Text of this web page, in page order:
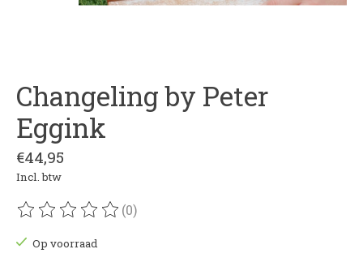
Changeling by Peter
Eggink
€44,95
Incl. btw
De beoordeling van dit product is
(0)
Op voorraad